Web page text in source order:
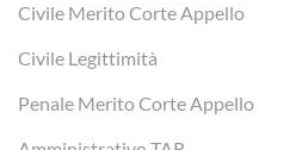
Civile Merito Corte Appello
Civile Legittimità
Penale Merito Corte Appello